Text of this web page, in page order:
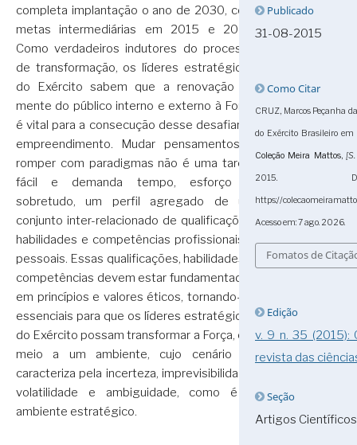
completa implantação o ano de 2030, com
metas intermediárias em 2015 e 2022.
Como verdadeiros indutores do processo
de transformação, os líderes estratégicos
do Exército sabem que a renovação da
mente do público interno e externo à Força
é vital para a consecução desse desafiante
empreendimento. Mudar pensamentos e
romper com paradigmas não é uma tarefa
fácil e demanda tempo, esforço e,
sobretudo, um perfil agregado de um
conjunto inter-relacionado de qualificações,
habilidades e competências profissionais e
pessoais. Essas qualificações, habilidades e
competências devem estar fundamentadas
em princípios e valores éticos, tornando-se
essenciais para que os líderes estratégicos
do Exército possam transformar a Força, em
meio a um ambiente, cujo cenário se
caracteriza pela incerteza, imprevisibilidade,
volatilidade e ambiguidade, como é o
ambiente estratégico.
Publicado
31-08-2015
Como Citar
CRUZ, Marcos Peçanha
do Exército Brasileiro em
Coleção Meira Mattos,
2015.
https://
Acesso em: 7 ago. 2026.
Fomatos de
Edição
v. 9 n. 35 (2015):
revista das
Seção
Artigos Científicos